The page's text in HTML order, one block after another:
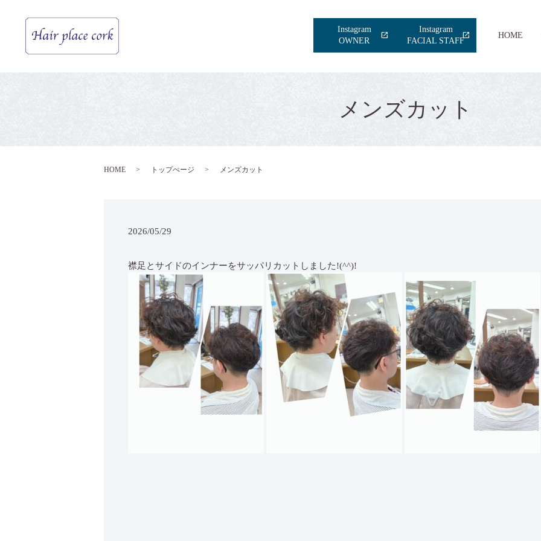
Instagram
OWNER
Instagram
FACIAL STAFF
HOME
メンズカット
HOME トップぺージ メンズカット
2026/05/29
襟足とサイドのインナーをサッパリカットしました!(^^)!